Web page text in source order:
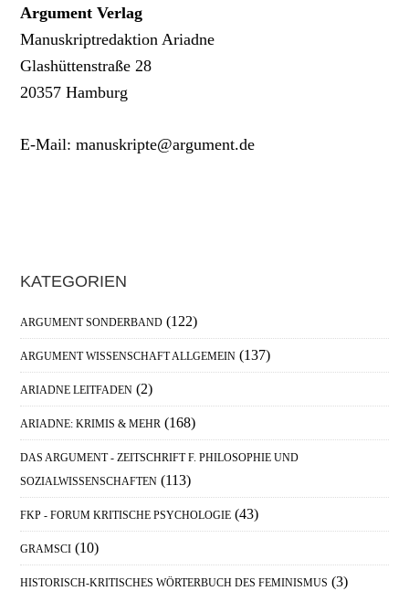
Argument Verlag
Manuskriptredaktion Ariadne
Glashüttenstraße 28
20357 Hamburg
E-Mail: manuskripte@argument.de
Haupt-
Sidebar
KATEGORIEN
ARGUMENT SONDERBAND (122)
ARGUMENT WISSENSCHAFT ALLGEMEIN (137)
ARIADNE LEITFADEN (2)
ARIADNE: KRIMIS & MEHR (168)
DAS ARGUMENT - ZEITSCHRIFT F. PHILOSOPHIE UND
SOZIALWISSENSCHAFTEN (113)
FKP - FORUM KRITISCHE PSYCHOLOGIE (43)
GRAMSCI (10)
HISTORISCH-KRITISCHES WÖRTERBUCH DES FEMINISMUS (3)